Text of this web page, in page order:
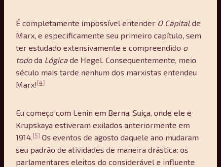
É completamente impossível entender O Capitalde
Marx, e especificamente seu primeiro capítulo, sem
ter estudado extensivamente e compreendido o
tododa Lógica de Hegel. Consequentemente, meio
século mais tarde nenhum dos marxistas entendeu
Marx! [4]
Eu começo com Lenin em Berna, Suiça, onde ele e
Krupskaya estiveram exilados anteriormente em
1914. [5] Os eventos de agosto daquele ano mudaram
seu padrão de atividades de maneira drástica: os
parlamentares eleitos do considerável e influente